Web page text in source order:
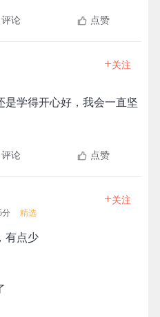
论 点赞
+关注
是学得开心好，我会一直坚
论 点赞
分 精选
+关注
有点少